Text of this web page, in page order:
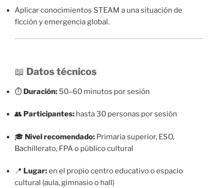
Aplicar conocimientos STEAM a una situación de
ficción y emergencia global.
📖 Datos técnicos
⏱️ Duración: 50–60 minutos por sesión
👥 Participantes: hasta 30 personas por sesión
🎓 Nivel recomendado: Primaria superior, ESO,
Bachillerato, FPA o público cultural
📍 Lugar:en el propio centro educativo o espacio
cultural (aula, gimnasio o hall)